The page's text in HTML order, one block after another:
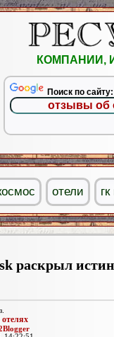
раскрыл
КОМПАНИИ,
Поиск по сайту:
отели